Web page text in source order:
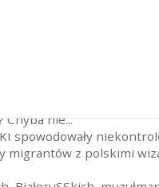
Zielonej granicy.
różnicę
spowodowały apele
Chyba nie...
spowodowały
migrantów z polskimi